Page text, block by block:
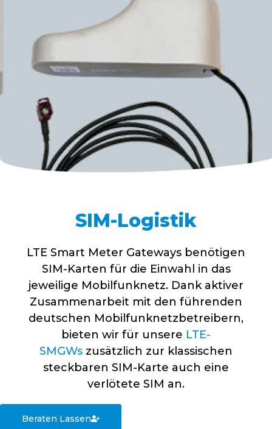
SIM-Logistik
LTE Smart Meter Gateways benötigen
SIM-Karten für die Einwahl in das
jeweilige Mobilfunknetz. Dank aktiver
Zusammenarbeit mit den führenden
deutschen Mobilfunknetzbetreibern,
bieten wir für unsere LTE-
SMGWs zusätzlich zur klassischen
steckbaren SIM-Karte auch eine
verlötete SIM an.
Beraten Lassen